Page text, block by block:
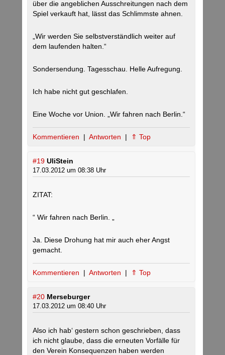
über die angeblichen Ausschreitungen nach dem
Spiel verkauft hat, lässt das Schlimmste ahnen.
„Wir werden Sie selbstverständlich weiter auf
dem laufenden halten.“
Sondersendung. Tagesschau. Helle Aufregung.
Ich habe nicht gut geschlafen.
Eine Woche vor Union. „Wir fahren nach Berlin.“
Kommentieren | Antworten | ⇑ Top
#19 UliStein
17.03.2012 um 08:38 Uhr
ZITAT:
“ Wir fahren nach Berlin. „
Ja. Diese Drohung hat mir auch eher Angst
gemacht.
Kommentieren | Antworten | ⇑ Top
#20 Merseburger
17.03.2012 um 08:40 Uhr
Also ich hab‘ gestern schon geschrieben, dass
ich nicht glaube, dass die erneuten Vorfälle für
den Verein Konsequenzen haben werden